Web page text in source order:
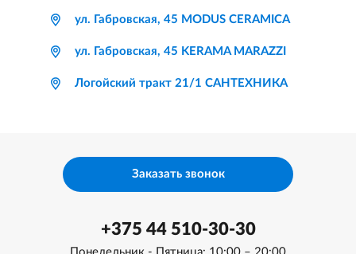
ул. Габровская, 45 MODUS CERAMICA
ул. Габровская, 45 KERAMA MARAZZI
Логойский тракт 21/1 САНТЕХНИКА
+375 44 510-30-30
Заказать звонок